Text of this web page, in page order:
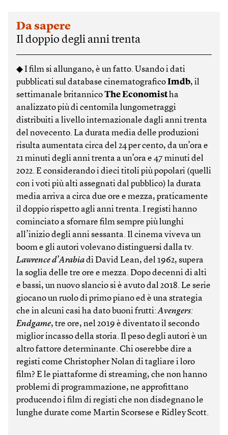
Da sapere
Il doppio degli anni trenta
◆ I film si allungano, è un fatto. Usando i dati
pubblicati sul database cinematograficoImdb, il
settimanale britannicoThe Economistha
analizzato più di centomila lungometraggi
distribuiti a livello internazionale dagli anni trenta
del novecento. La durata media delle produzioni
risulta aumentata circa del 24 per cento, da un’ora e
21 minuti degli anni trenta a un’ora e 47 minuti del
2022. E considerando i dieci titoli più popolari (quelli
con i voti più alti assegnati dal pubblico) la durata
media arriva a circa due ore e mezza, praticamente
il doppio rispetto agli anni trenta. I registi hanno
cominciato a sfornare film sempre più lunghi
all’inizio degli anni sessanta. Il cinema viveva un
boom e gli autori volevano distinguersi dalla tv.
Lawrence d’Arabiadi David Lean, del 1962, supera
la soglia delle tre ore e mezza. Dopo decenni di alti
e bassi, un nuovo slancio si è avuto dal 2018. Le serie
giocano un ruolo di primo piano ed è una strategia
che in alcuni casi ha dato buoni frutti:Avengers:
Endgame, tre ore, nel 2019 è diventato il secondo
miglior incasso della storia. Il peso degli autori è un
altro fattore determinante. Chi oserebbe dire a
registi come Christopher Nolan di tagliare i loro
film? E le piattaforme di streaming, che non hanno
problemi di programmazione, ne approfittano
producendo i film di registi che non disdegnano le
lunghe durate come Martin Scorsese e Ridley Scott.